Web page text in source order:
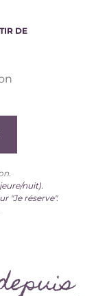
DE
nuit).
"Je réserve".